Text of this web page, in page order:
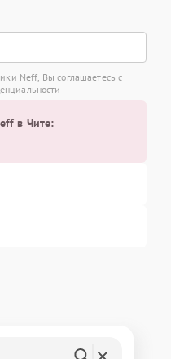
Neff, Вы соглашаетесь с
в Чите: